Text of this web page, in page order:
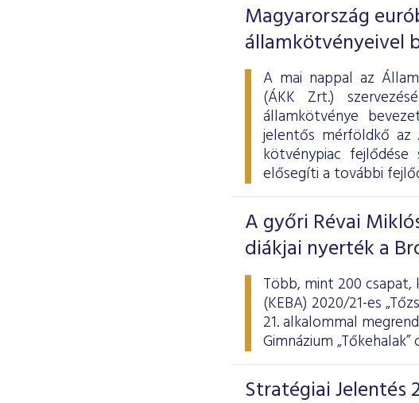
Magyarország
államkötvényeivel
A mai nappal az
(ÁKK Zrt.)
államkötvénye
jelentős mérföldkő
kötvénypiac
elősegíti a további
A győri Révai
diákjai nyerték a
Több, mint 200
(KEBA) 2020/21-es
21. alkalommal
Gimnázium
Stratégiai Jelentés